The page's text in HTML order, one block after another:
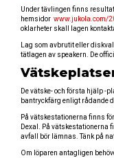
Under tävlingen finns
hemsidor www.jukola.com/
oklarheter skall lagen
Lag som avbrutit eller
tätlagen av speakern. De
De vätske- och första hjälp -
bantryckfärg enligt rådande
På vätskestationerna finns
Dexal. På vätskestationerna
avfall bör lämnas. Tänk på
Om löparen antagligen